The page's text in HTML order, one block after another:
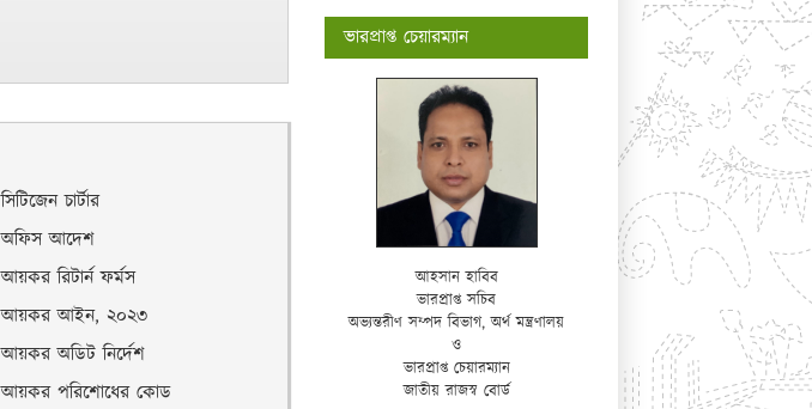
সিটিজেন চার্টার
অফিস আদেশ
আয়কর রিটার্ন ফর্মস
আয়কর আইন, ২০২৩
আয়কর অডিট নির্দেশ
আয়কর পরিশোধের কোড
ভারপ্রাপ্ত চেয়ারম্যান
আহসান হাবিব
ভারপ্রাপ্ত সচিব
অভ্যন্তরীণ সম্পদ বিভাগ, অর্থ মন্ত্রণালয়
ও
ভারপ্রাপ্ত চেয়ারম্যান
জাতীয় রাজস্ব বোর্ড